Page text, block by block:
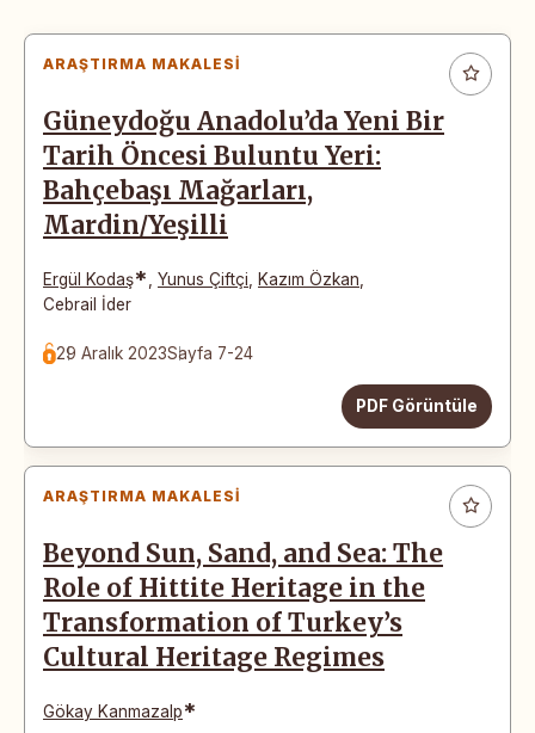
ARAŞTIRMA MAKALESI
Güneydoğu Anadolu’da Yeni Bir
Tarih Öncesi Buluntu Yeri:
Bahçebaşı Mağarları,
Mardin/Yeşilli
Ergül Kodaş* Yunus Çiftçi Kazım Özkan
Cebrail İder
29 Aralık 2023Sayfa 7-24
PDF Görüntüle
ARAŞTIRMA MAKALESI
Beyond Sun, Sand, and Sea: The
Role of Hittite Heritage in the
Transformation of Turkey’s
Cultural Heritage Regimes
Gökay Kanmazalp*